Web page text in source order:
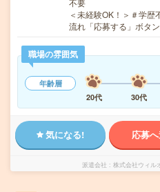
不要
＜未経験OK！＞＃学
流れ「応募する」ボタ
職場の雰囲気
年齢層
20代
30代
気になる! 応募
派遣会社 株式会社ウィ